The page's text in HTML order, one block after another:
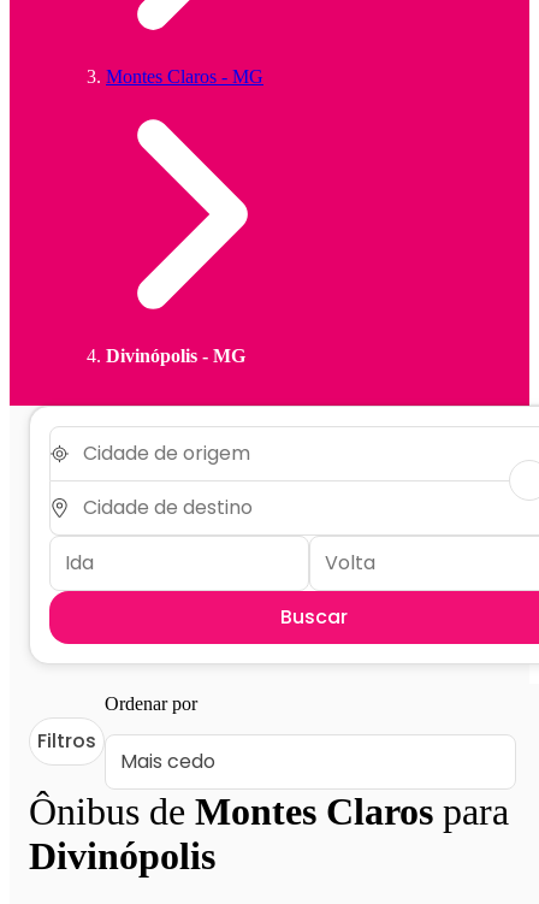
Montes Claros - MG
Divinópolis - MG
Buscar
Ônibus de Montes Claros para
Divinópolis
Filtros
Ordenar por